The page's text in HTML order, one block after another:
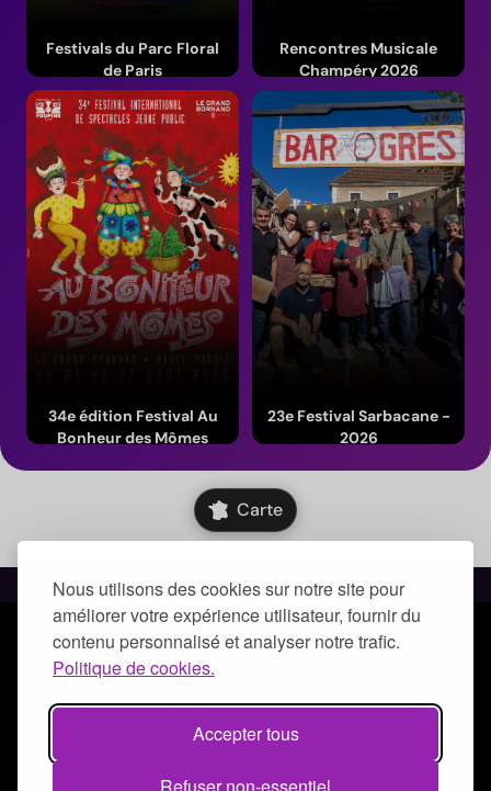
Nous utilisons des cookies sur notre site pour
améliorer votre expérience utilisateur, fournir du
contenu personnalisé et analyser notre trafic.
Politique de cookies.
Accepter tous
Festivals du Parc Floral
de Paris
Du 24 juin au 6 sept. 2026
(Île-de-France)
Rencontres Musicale
Champéry 2026
Du 31 juil. au 14 août 2026
(Valais)
34e édition Festival Au
Bonheur des Mômes
23e Festival Sarbacane -
2026
Carte
© Qoezion by Quick-Off
Mentions légales
Politique de confidentialité